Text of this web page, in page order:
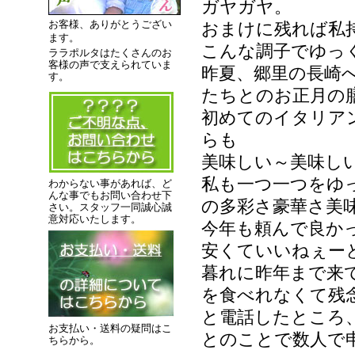
お客様、ありがとうござい
ます。
ララポルタはたくさんのお
客様の声で支えられていま
す。
わからない事があれば、ど
んな事でもお問い合わせ下
さい。スタッフ一同誠心誠
意対応いたします。
お支払い・送料の疑問はこ
ちらから。
ガヤガヤ。
おまけに残れば私
こんな調子でゆっ
昨夏、郷里の長崎
たちとのお正月の
初めてのイタリア
らも
美味しい～美味し
私も一つ一つをゆ
の多彩さ豪華さ美
今年も頼んで良か
安くていいねぇー
暮れに昨年まで来
を食べれなくて残
と電話したところ
とのことで数人で